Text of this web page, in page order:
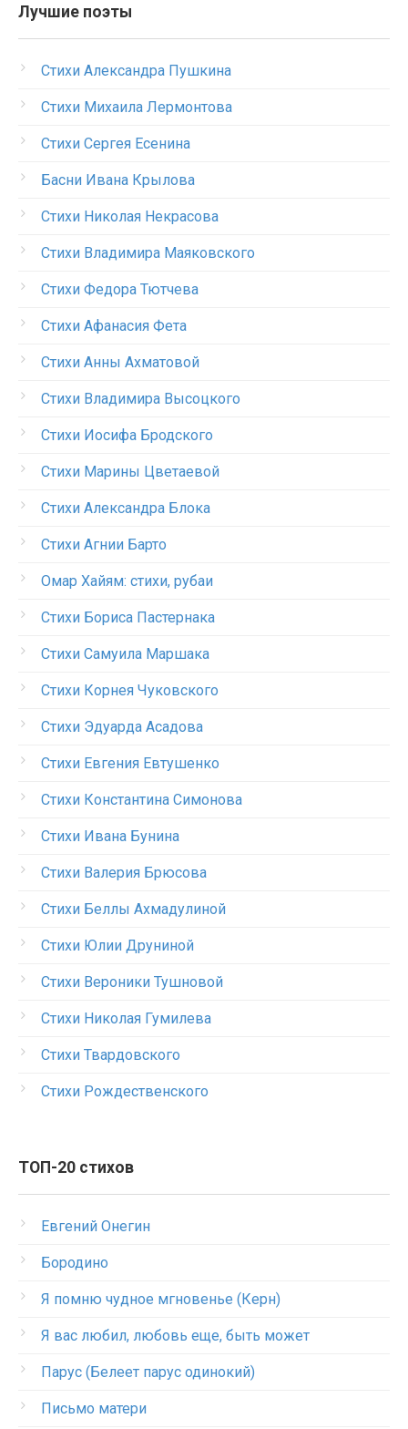
Лучшие поэты
Стихи Александра Пушкина
Стихи Михаила Лермонтова
Стихи Сергея Есенина
Басни Ивана Крылова
Стихи Николая Некрасова
Стихи Владимира Маяковского
Стихи Федора Тютчева
Стихи Афанасия Фета
Стихи Анны Ахматовой
Стихи Владимира Высоцкого
Стихи Иосифа Бродского
Стихи Марины Цветаевой
Стихи Александра Блока
Стихи Агнии Барто
Омар Хайям: стихи, рубаи
Стихи Бориса Пастернака
Стихи Самуила Маршака
Стихи Корнея Чуковского
Стихи Эдуарда Асадова
Стихи Евгения Евтушенко
Стихи Константина Симонова
Стихи Ивана Бунина
Стихи Валерия Брюсова
Стихи Беллы Ахмадулиной
Стихи Юлии Друниной
Стихи Вероники Тушновой
Стихи Николая Гумилева
Стихи Твардовского
Стихи Рождественского
ТОП-20 стихов
Евгений Онегин
Бородино
Я помню чудное мгновенье (Керн)
Я вас любил, любовь еще, быть может
Парус (Белеет парус одинокий)
Письмо матери